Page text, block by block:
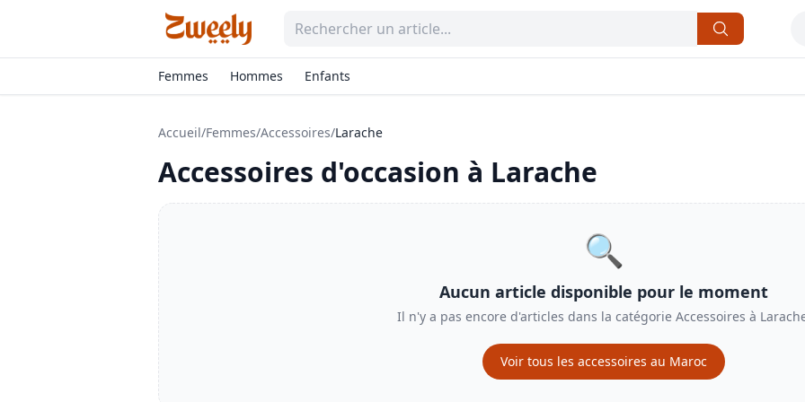
Femmes Hommes Enfants
Accueil/Femmes/Accessoires/Larache
Accessoires d'occasion à Larache
🔍
Aucun article disponible pour le moment
Il n'y a pas encore d'articles dans la catégorie Accessoires à
Voir tous les accessoires au Maroc